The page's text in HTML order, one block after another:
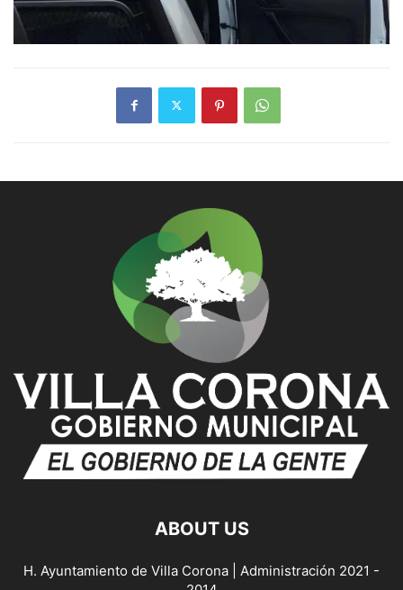
ABOUT US
H. Ayuntamiento de Villa Corona | Administración 2021 -